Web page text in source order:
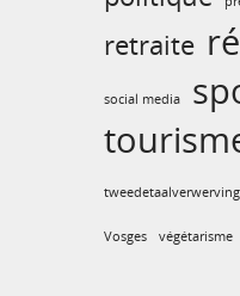
retraite
social media
tweedetaalverwerving
Vosges végétarisme